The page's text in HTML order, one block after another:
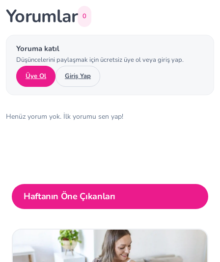
Yorumlar 0
Yoruma katıl
Düşüncelerini paylaşmak için ücretsiz üye ol veya giriş yap.
Üye Ol
Giriş Yap
Henüz yorum yok. İlk yorumu sen yap!
Haftanın Öne Çıkanları